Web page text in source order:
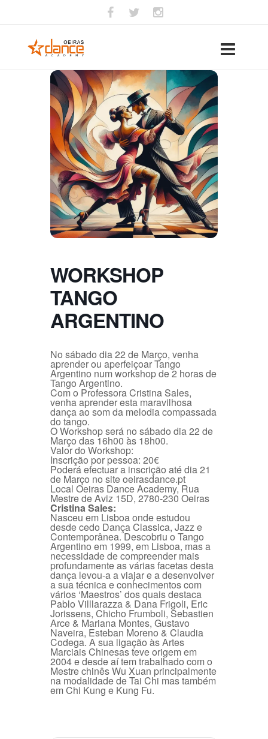
WORKSHOP
TANGO
ARGENTINO
No sábado dia 22 de Março, venha
aprender ou aperfeiçoar Tango
Argentino num workshop de 2 horas de
Tango Argentino.
Com o Professora Cristina Sales,
venha aprender esta maravilhosa
dança ao som da melodia compassada
do tango.
O Workshop será no sábado dia 22 de
Março das 16h00 às 18h00.
Valor do Workshop:
Inscrição por pessoa: 20€
Poderá efectuar a inscrição até dia 21
de Março no site oeirasdance.pt
Local Oeiras Dance Academy, Rua
Mestre de Aviz 15D, 2780-230 Oeiras
Cristina Sales:
Nasceu em Lisboa onde estudou
desde cedo Dança Classica, Jazz e
Contemporânea. Descobriu o Tango
Argentino em 1999, em Lisboa, mas a
necessidade de compreender mais
profundamente as várias facetas desta
dança levou-a a viajar e a desenvolver
a sua técnica e conhecimentos com
vários ‘Maestros’ dos quais destaca
Pablo Villlarazza & Dana Frigoli, Eric
Jorissens, Chicho Frumboli, Sebastien
Arce & Mariana Montes, Gustavo
Naveira, Esteban Moreno & Claudia
Codega. A sua ligação às Artes
Marciais Chinesas teve origem em
2004 e desde aí tem trabalhado com o
Mestre chinês Wu Xuan principalmente
na modalidade de Tai Chi mas também
em Chi Kung e Kung Fu.